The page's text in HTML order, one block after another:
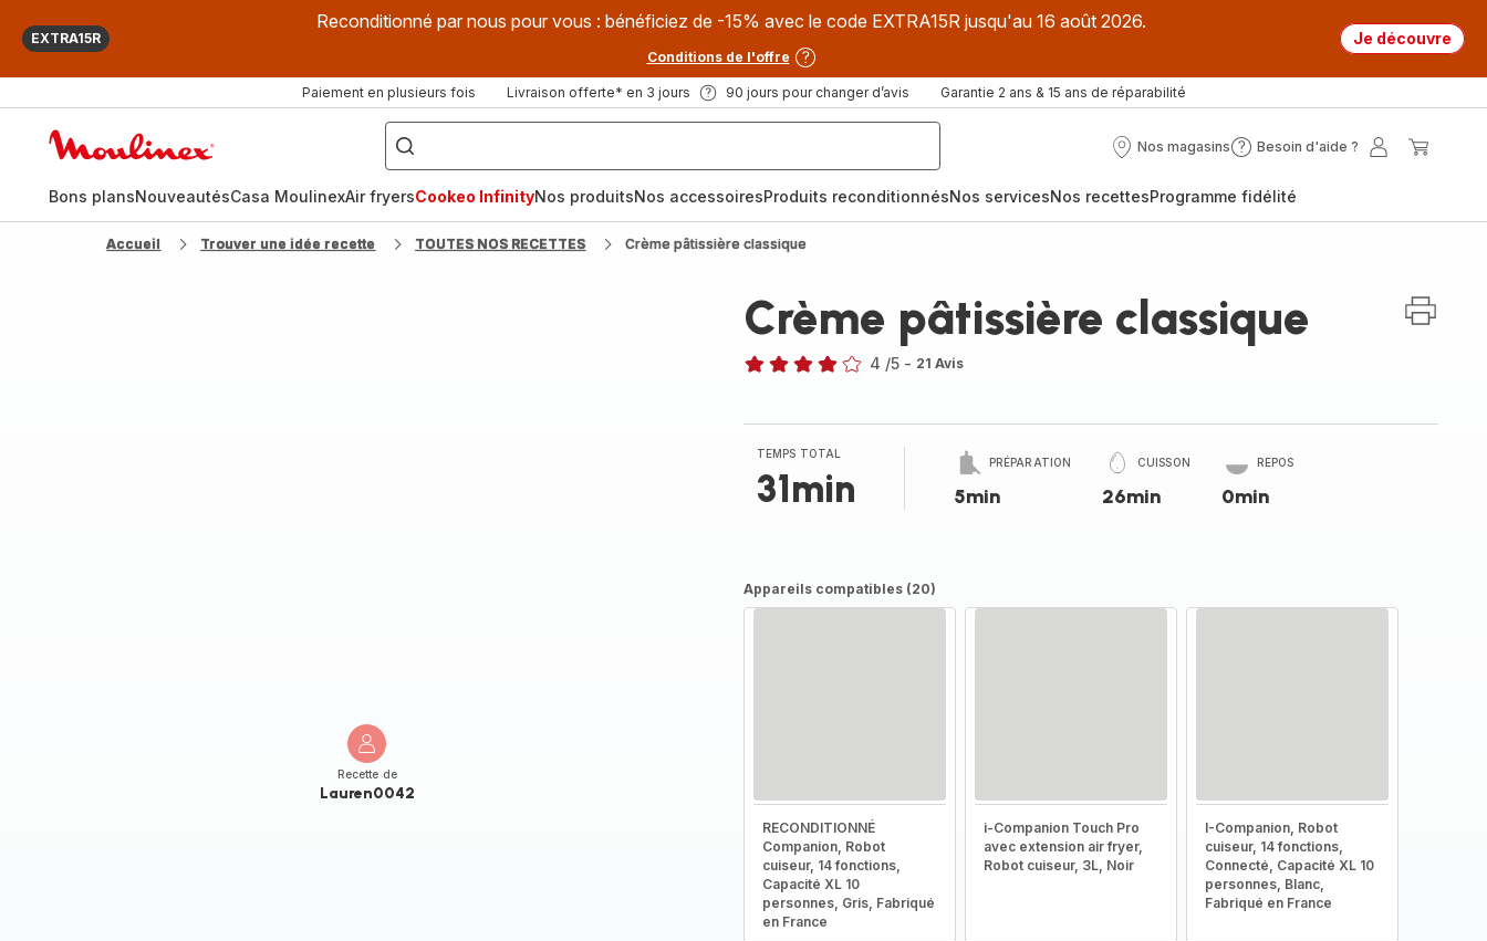
EXTRA15R
Reconditionné par nous pour vous : bénéficiez de -15% avec le code EXTRA15R jusqu'au 16 août 2026.
Conditions de l'offre
Je découvre
Paiement en plusieurs fois Livraison offerte* en 3 jours 90 jours pour changer d’avis Garantie 2 ans & 15 ans de réparabilité
["Que
recherchez-
vous
?",
fryer",
"Companion"]
Nos magasins
Nos
Besoin d'aide ?
Besoin
?
Mon
Bons plansNouveautésCasa MoulinexAir fryersCookeo InfinityNos produitsNos accessoiresProduits reconditionnésNos servicesNos recettesProgramme fidélité
Accueil Trouver une idée recette TOUTES NOS RECETTES Crème pâtissière classique
Recette de
Lauren0042
Crème pâtissière classique
étoiles
(moyenne)
4 /5 - 21 Avis
TEMPS TOTAL
31min
PRÉPARATION
5min
CUISSON
26min
REPOS
0min
Appareils compatibles (20)
RECONDITIONNÉ
Companion, Robot
cuiseur, 14 fonctions,
Capacité XL 10
personnes, Gris, Fabriqué
en France
i-Companion Touch Pro
avec extension air fryer,
Robot cuiseur, 3L, Noir
I-Companion, Robot
cuiseur, 14 fonctions,
Connecté, Capacité XL 10
personnes, Blanc,
Fabriqué en France